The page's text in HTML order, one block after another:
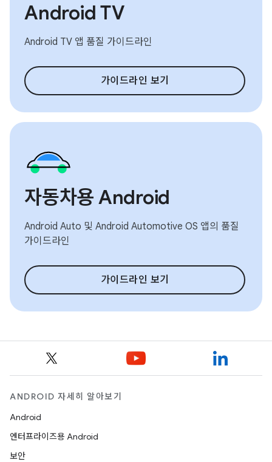
Android TV
Android TV 앱 품질 가이드라인
가이드라인 보기
자동차용 Android
Android Auto 및 Android Automotive OS 앱의 품질
가이드라인
가이드라인 보기
ANDROID 자세히 알아보기
Android
엔터프라이즈용 Android
보안